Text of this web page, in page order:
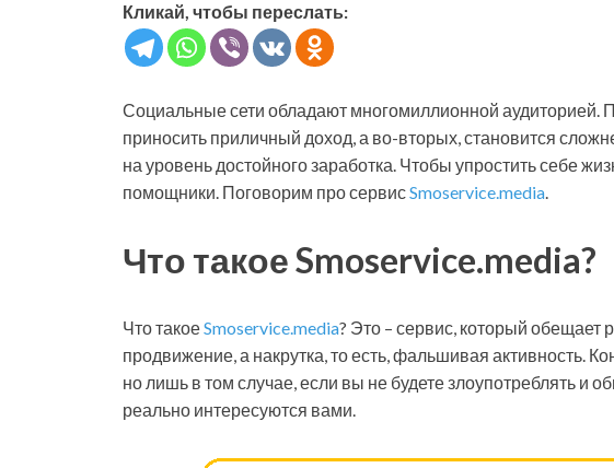
Кликай, чтобы переслать:
Социальные сети обладают многомиллионной аудиторией.
приносить приличный доход, а во-вторых, становится
на уровень достойного заработка. Чтобы упростить себе
помощники. Поговорим про сервисSmoservice.media.
Что такое Smoservice.media?
Что такоеSmoservice.media? Это – сервис, который обещает
продвижение, а накрутка, то есть, фальшивая активность.
но лишь в том случае, если вы не будете злоупотреблять и
реально интересуются вами.